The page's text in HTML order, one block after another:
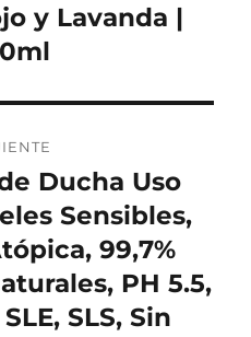
y Lavanda |
Ducha Uso
Sensibles,
99,7%
PH 5.5,
SLS, Sin